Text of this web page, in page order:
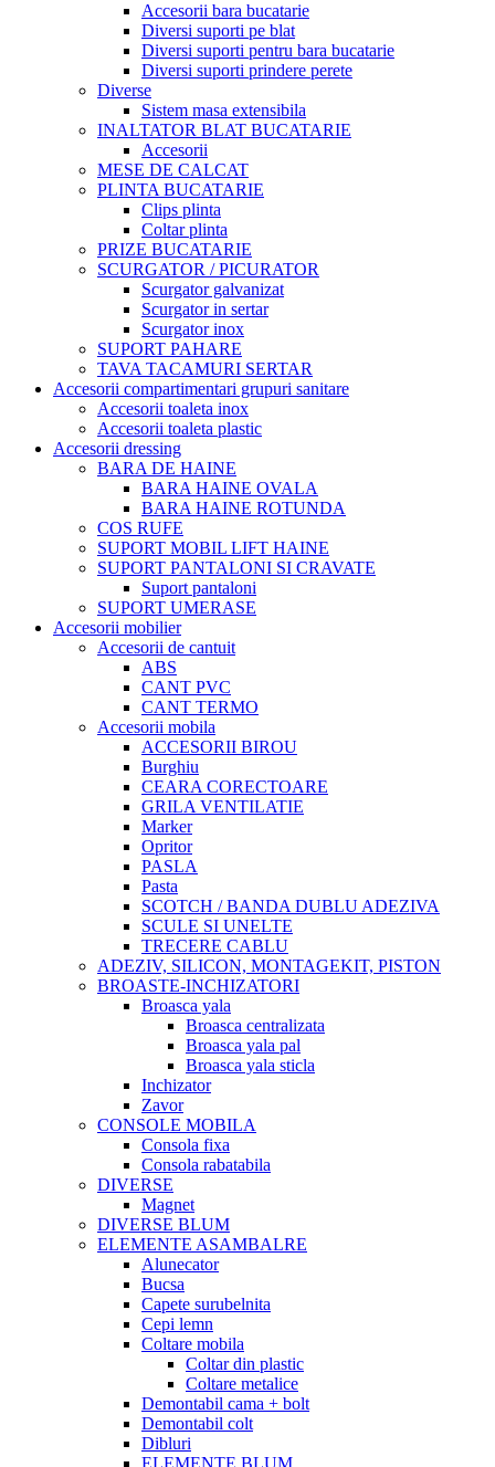
Accesorii bara bucatarie
Diversi suporti pe blat
Diversi suporti pentru bara bucatarie
Diversi suporti prindere perete
Diverse
Sistem masa extensibila
INALTATOR BLAT BUCATARIE
Accesorii
MESE DE CALCAT
PLINTA BUCATARIE
Clips plinta
Coltar plinta
PRIZE BUCATARIE
SCURGATOR / PICURATOR
Scurgator galvanizat
Scurgator in sertar
Scurgator inox
SUPORT PAHARE
TAVA TACAMURI SERTAR
Accesorii compartimentari grupuri sanitare
Accesorii toaleta inox
Accesorii toaleta plastic
Accesorii dressing
BARA DE HAINE
BARA HAINE OVALA
BARA HAINE ROTUNDA
COS RUFE
SUPORT MOBIL LIFT HAINE
SUPORT PANTALONI SI CRAVATE
Suport pantaloni
SUPORT UMERASE
Accesorii mobilier
Accesorii de cantuit
ABS
CANT PVC
CANT TERMO
Accesorii mobila
ACCESORII BIROU
Burghiu
CEARA CORECTOARE
GRILA VENTILATIE
Marker
Opritor
PASLA
Pasta
SCOTCH / BANDA DUBLU ADEZIVA
SCULE SI UNELTE
TRECERE CABLU
ADEZIV, SILICON, MONTAGEKIT, PISTON
BROASTE-INCHIZATORI
Broasca yala
Broasca centralizata
Broasca yala pal
Broasca yala sticla
Inchizator
Zavor
CONSOLE MOBILA
Consola fixa
Consola rabatabila
DIVERSE
Magnet
DIVERSE BLUM
ELEMENTE ASAMBALRE
Alunecator
Bucsa
Capete surubelnita
Cepi lemn
Coltare mobila
Coltar din plastic
Coltare metalice
Demontabil cama + bolt
Demontabil colt
Dibluri
ELEMENTE BLUM